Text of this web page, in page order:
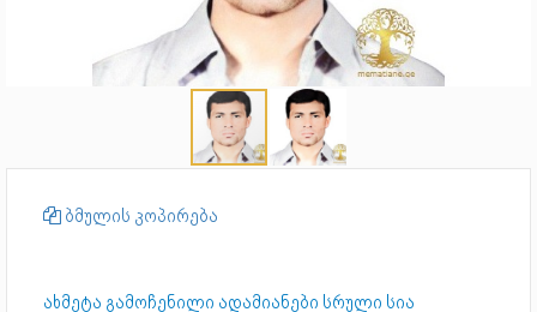
ბმულის კოპირება
ახმეტა გამოჩენილი ადამიანები სრული სია